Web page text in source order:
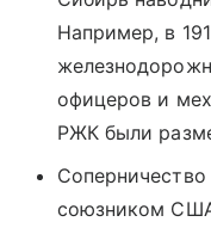
Например, в
офицеров и
РЖК были
союзником